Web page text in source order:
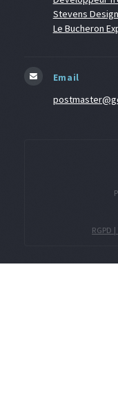
Stevens Design
Le Bucheron
Email